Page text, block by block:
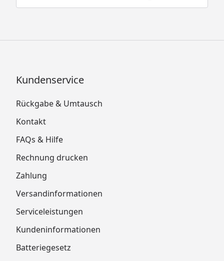
Kundenservice
Rückgabe & Umtausch
Kontakt
FAQs & Hilfe
Rechnung drucken
Zahlung
Versandinformationen
Serviceleistungen
Kundeninformationen
Batteriegesetz